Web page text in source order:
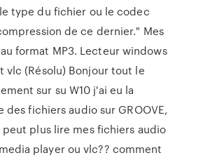
type du fichier ou le codec
de ce dernier." Mes
format MP3. Lecteur windows
vlc (Résolu) Bonjour tout le
sur su W10 j'ai eu la
fichiers audio sur GROOVE,
plus lire mes fichiers audio
player ou vlc?? comment